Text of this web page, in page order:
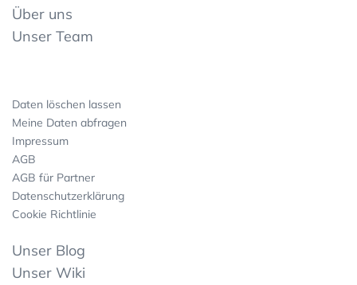
Über uns
Unser Team
Daten löschen lassen
Meine Daten abfragen
Impressum
AGB
AGB für Partner
Datenschutzerklärung
Cookie Richtlinie
Unser Blog
Unser Wiki